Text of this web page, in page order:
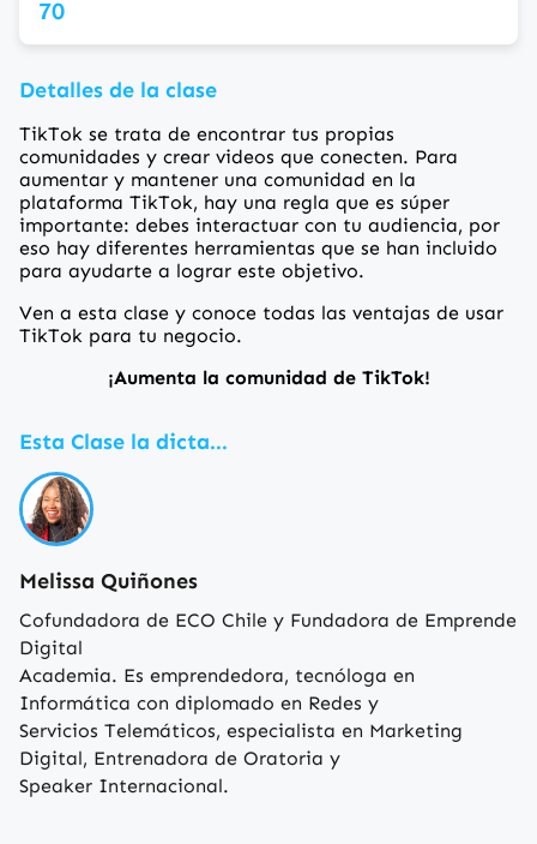
70
Detalles de la clase
TikTok se trata de encontrar tus propias
comunidades y crear videos que conecten. Para
aumentar y mantener una comunidad en la
plataforma TikTok, hay una regla que es súper
importante: debes interactuar con tu audiencia, por
eso hay diferentes herramientas que se han incluido
para ayudarte a lograr este objetivo.
Ven a esta clase y conoce todas las ventajas de usar
TikTok para tu negocio.
¡Aumenta la comunidad de TikTok!
Esta Clase la dicta...
Melissa Quiñones
Cofundadora de ECO Chile y Fundadora de Emprende
Digital
Academia. Es emprendedora, tecnóloga en
Informática con diplomado en Redes y
Servicios Telemáticos, especialista en Marketing
Digital, Entrenadora de Oratoria y
Speaker Internacional.